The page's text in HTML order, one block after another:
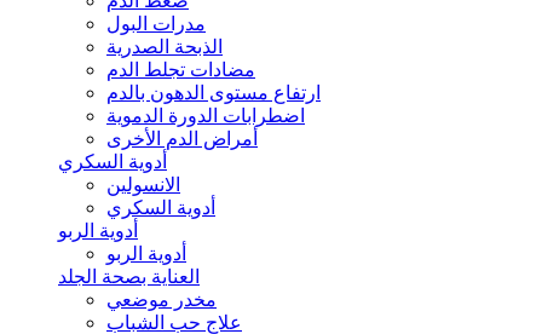
مدرات البول
الذبحة الصدرية
مضادات تجلط الدم
ارتفاع مستوى الدهون بالدم
اضطرابات الدورة الدموية
أمراض الدم الأخرى
أدوية السكري
الانسولين
أدوية السكري
أدوية الربو
أدوية الربو
العناية بصحة الجلد
مخدر موضعي
علاج حب الشباب